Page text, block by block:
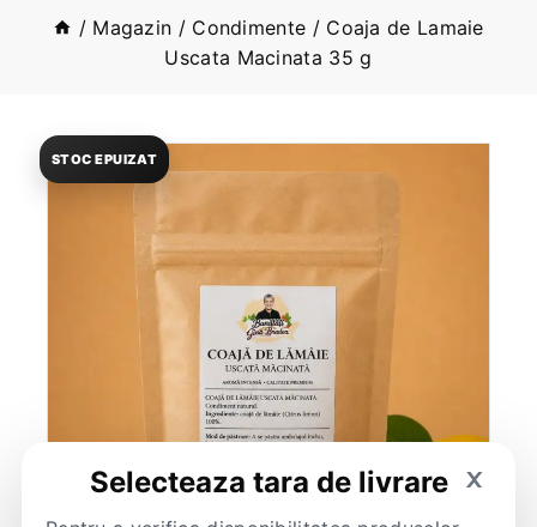
/ Magazin / Condimente / Coaja de Lamaie
Uscata Macinata 35 g
STOC EPUIZAT
×
Selecteaza tara de livrare